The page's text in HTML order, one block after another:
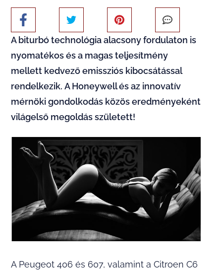
A biturbó technológia alacsony fordulaton is
nyomatékos és a magas teljesítmény
mellett kedvező emissziós kibocsátással
rendelkezik. A Honeywell és az innovatív
mérnöki gondolkodás közös eredményeként
világelső megoldás született!
A Peugeot 406 és 607, valamint a Citroen C6